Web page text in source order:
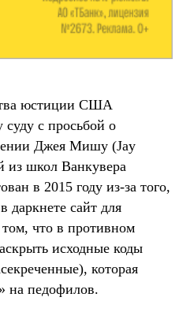
юстиции США
суду с просьбой о
Джея Мишу (Jay
из школ Ванкувера
в 2015 году из-за того,
даркнете сайт для
что в противном
исходные коды
которая
на педофилов.